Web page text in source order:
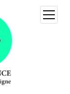
ouvrir
menu